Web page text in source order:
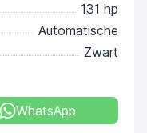
131 hp
Automatische
Zwart
WhatsApp